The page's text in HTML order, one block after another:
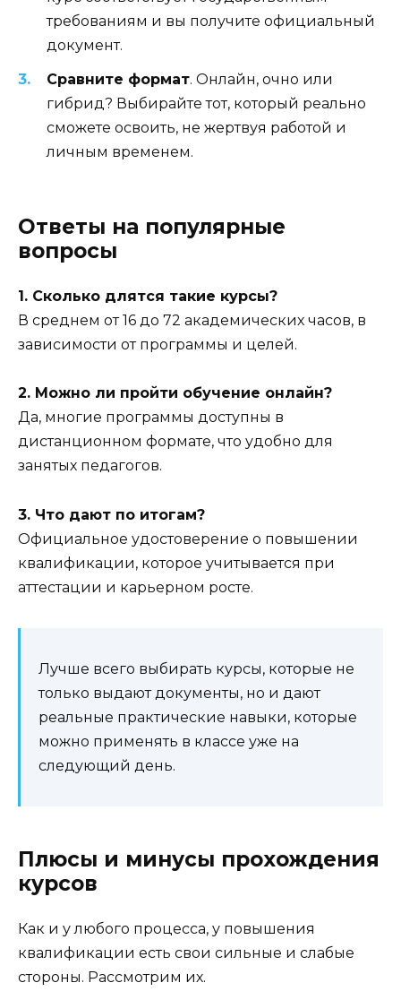
требованиям и вы получите официальный
документ.
Сравните формат. Онлайн, очно или
гибрид? Выбирайте тот, который реально
сможете освоить, не жертвуя работой и
личным временем.
Ответы на популярные
вопросы
1. Сколько длятся такие курсы?
В среднем от 16 до 72 академических часов, в
зависимости от программы и целей.
2. Можно ли пройти обучение онлайн?
Да, многие программы доступны в
дистанционном формате, что удобно для
занятых педагогов.
3. Что дают по итогам?
Официальное удостоверение о повышении
квалификации, которое учитывается при
аттестации и карьерном росте.
Лучше всего выбирать курсы, которые не
только выдают документы, но и дают
реальные практические навыки, которые
можно применять в классе уже на
следующий день.
Плюсы и минусы прохождения
курсов
Как и у любого процесса, у повышения
квалификации есть свои сильные и слабые
стороны. Рассмотрим их.